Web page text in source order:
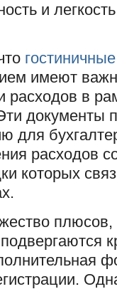
и
имеют
расходов в
документы
для
расходов
которых
плюсов,